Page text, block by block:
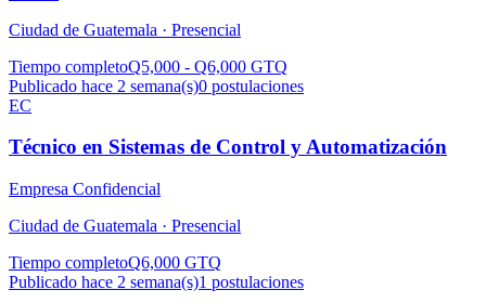
Ciudad de Guatemala · Presencial
Tiempo completoQ5,000 - Q6,000 GTQ
Publicado hace 2 semana(s)0 postulaciones
EC
Técnico en Sistemas de Control y Automatización
Empresa Confidencial
Ciudad de Guatemala · Presencial
Tiempo completoQ6,000 GTQ
Publicado hace 2 semana(s)1 postulaciones